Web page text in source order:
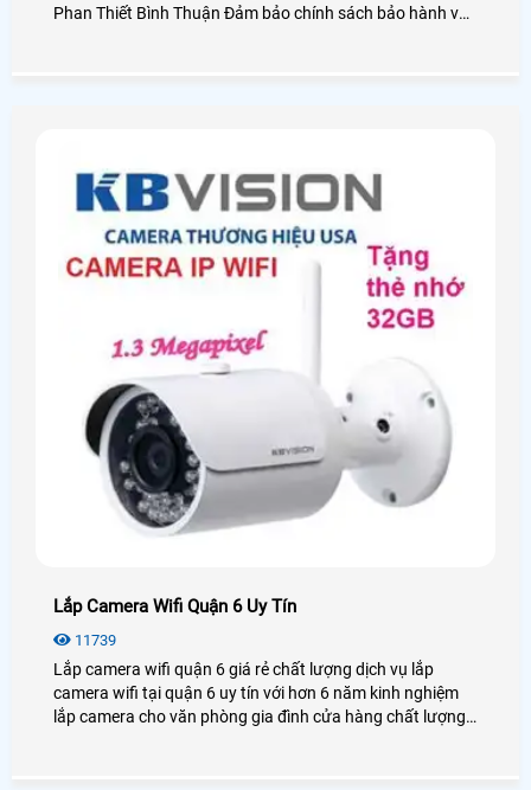
Phan Thiết Bình Thuận Đảm bảo chính sách bảo hành và
Lắp Camera Wifi Quận 6 Uy Tín
11739
Lắp camera wifi quận 6 giá rẻ chất lượng dịch vụ lắp
camera wifi tại quận 6 uy tín với hơn 6 năm kinh nghiệm
lắp camera cho văn phòng gia đình cửa hàng chất lượng,